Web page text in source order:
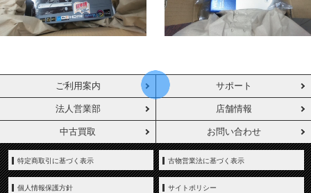
ご利用案内 サポート
法人営業部 店舗情報
中古買取 お問い合わせ
特定商取引に基づく表示 古物営業法に基づく表示
個人情報保護方針 サイトポリシー